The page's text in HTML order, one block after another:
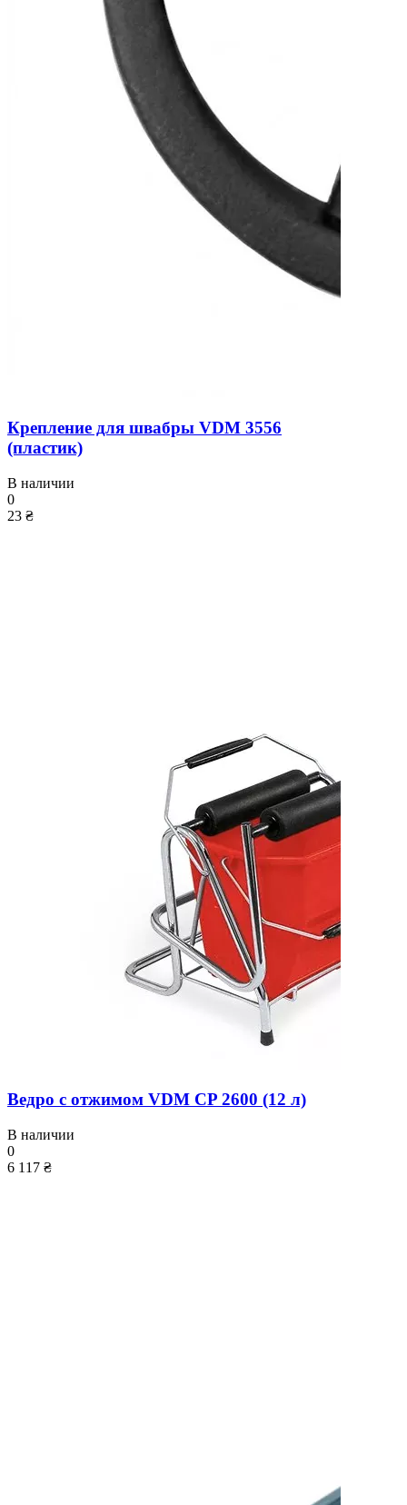
Крепление для швабры VDM 3556
(пластик)
В наличии
0
23 ₴
Ведро с отжимом VDM CP 2600 (12 л)
В наличии
0
6 117 ₴